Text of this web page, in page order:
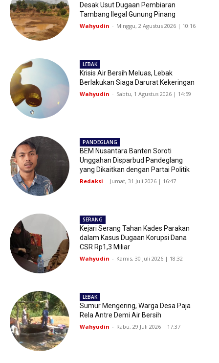
Desak Usut Dugaan Pembiaran
Tambang Ilegal Gunung Pinang
Wahyudin - Minggu, 2 Agustus 2026 | 10:16
LEBAK
Krisis Air Bersih Meluas, Lebak
Berlakukan Siaga Darurat Kekeringan
Wahyudin - Sabtu, 1 Agustus 2026 | 14:59
PANDEGLANG
BEM Nusantara Banten Soroti
Unggahan Disparbud Pandeglang
yang Dikaitkan dengan Partai Politik
Redaksi - Jumat, 31 Juli 2026 | 16:47
SERANG
Kejari Serang Tahan Kades Parakan
dalam Kasus Dugaan Korupsi Dana
CSR Rp1,3 Miliar
Wahyudin - Kamis, 30 Juli 2026 | 18:32
LEBAK
Sumur Mengering, Warga Desa Paja
Rela Antre Demi Air Bersih
Wahyudin - Rabu, 29 Juli 2026 | 17:37